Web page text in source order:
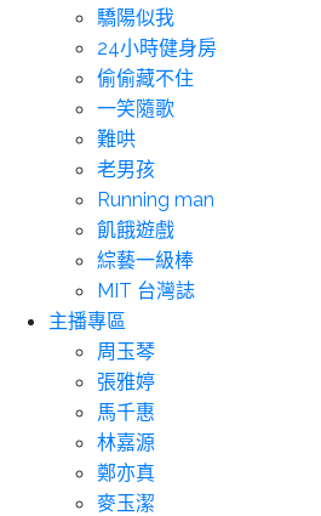
驕陽似我
24小時健身房
偷偷藏不住
一笑隨歌
難哄
老男孩
Running man
飢餓遊戲
綜藝一級棒
MIT 台灣誌
主播專區
周玉琴
張雅婷
馬千惠
林嘉源
鄭亦真
麥玉潔